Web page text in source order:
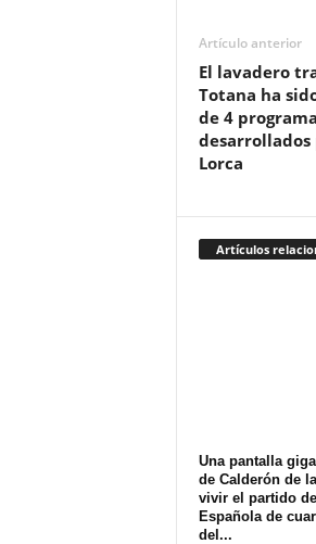
Artículo anterior
El lavadero
Totana ha
de 4
Lorca
Artículos
Una pantalla
de Calderón de
vivir el partido
Española de
del...